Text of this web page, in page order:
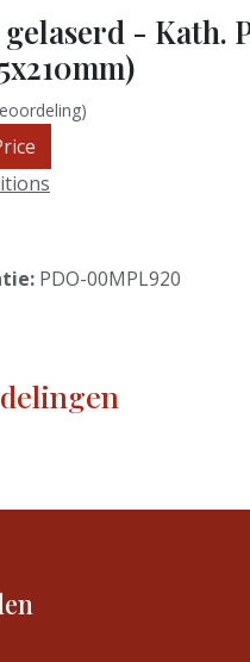
- Kath.
PDO-00MPL920